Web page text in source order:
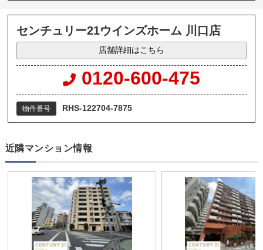
センチュリー21ウインズホーム 川口店
店舗詳細はこちら
0120-600-475
物件番号 RHS-122704-7875
近隣マンション情報